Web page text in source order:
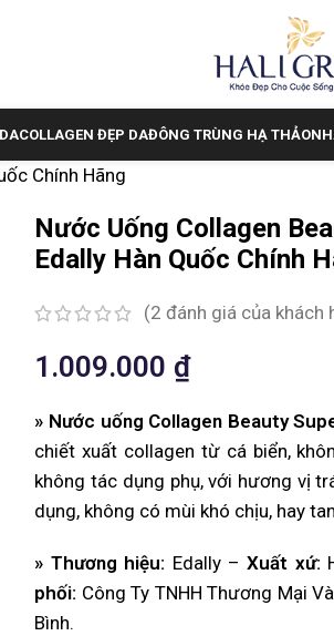
COLLAGEN ĐẸP DAĐÔNG TRÙNG HẠ THẢO
Chính Hãng
Nước Uống Collagen
Edally Hàn Quốc Chính
(2 đánh giá của khách
1.009.000 ₫
» Nước uống Collagen Beauty
chiết xuất collagen từ cá biển,
không tác dụng phụ, với hương vị
dụng, không có mùi khó chịu, hay
» Thương hiệu: Edally –Xuất xứ:
phối: Công Ty TNHH Thương Mại
Bình.